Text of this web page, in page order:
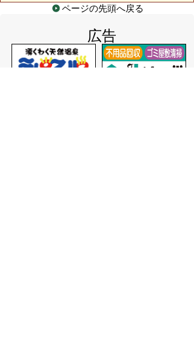
ページの先頭へ戻る
広告